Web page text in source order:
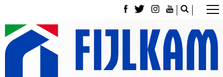
La Federazione
Tesseramento
Contatti
Norme e modulistica Affiliazioni e Tesseramenti